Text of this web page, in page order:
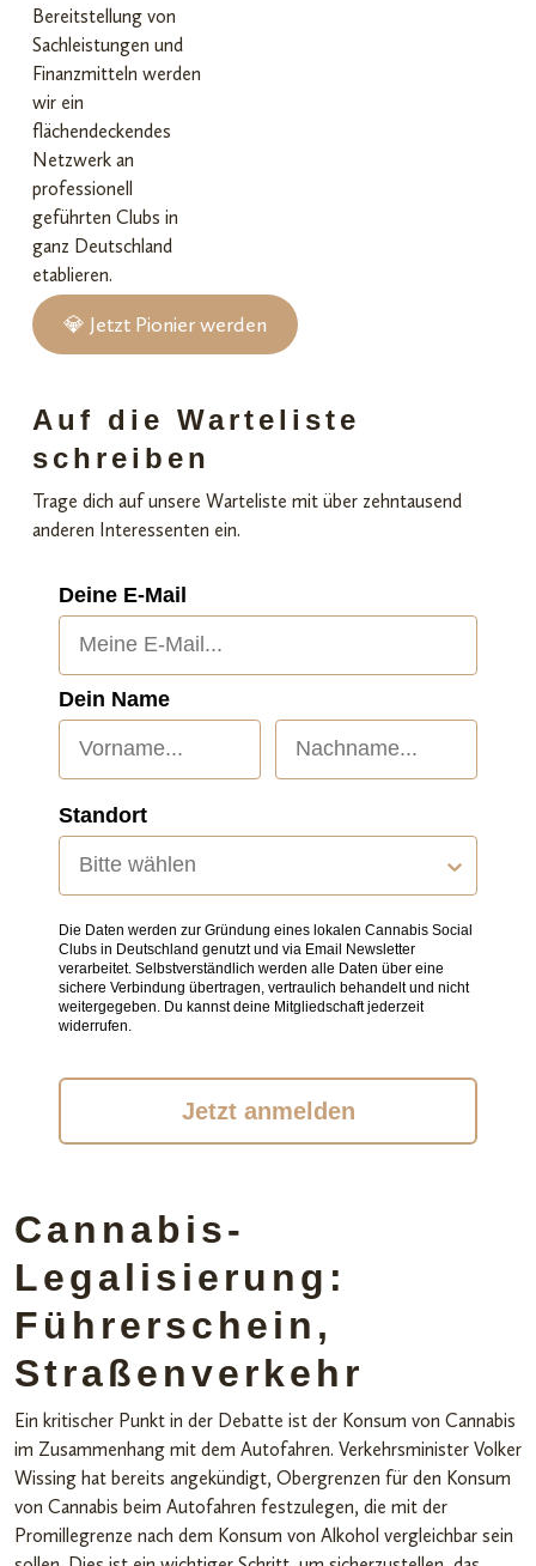
Bereitstellung von
Sachleistungen und
Finanzmitteln werden
wir ein
flächendeckendes
Netzwerk an
professionell
geführten Clubs in
ganz Deutschland
etablieren.
💎 Jetzt Pionier werden
Auf die Warteliste
schreiben
Trage dich auf unsere Warteliste mit über zehntausend
anderen Interessenten ein.
Deine E-Mail
Dein Name
Standort
Die Daten werden zur Gründung eines lokalen Cannabis Social
Clubs in Deutschland genutzt und via Email Newsletter
verarbeitet. Selbstverständlich werden alle Daten über eine
sichere Verbindung übertragen, vertraulich behandelt und nicht
weitergegeben. Du kannst deine Mitgliedschaft jederzeit
widerrufen.
Jetzt anmelden
Cannabis-
Legalisierung:
Führerschein,
Straßenverkehr
Ein kritischer Punkt in der Debatte ist der Konsum von Cannabis
im Zusammenhang mit dem Autofahren. Verkehrsminister Volker
Wissing hat bereits angekündigt, Obergrenzen für den Konsum
von Cannabis beim Autofahren festzulegen, die mit der
Promillegrenze nach dem Konsum von Alkohol vergleichbar sein